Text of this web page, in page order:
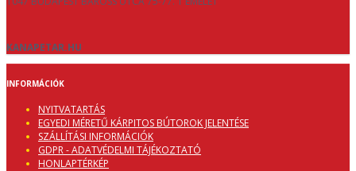
KANAPETAR.HU
INFORMÁCIÓK
NYITVATARTÁS
EGYEDI MÉRETŰ KÁRPITOS BÚTOROK JELENTÉSE
SZÁLLÍTÁSI INFORMÁCIÓK
GDPR - ADATVÉDELMI TÁJÉKOZTATÓ
HONLAPTÉRKÉP